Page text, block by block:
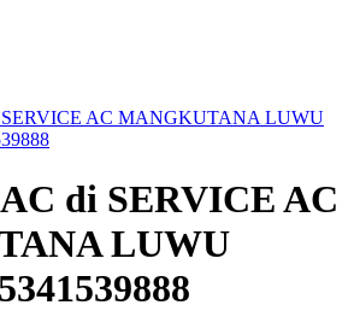
SERVICE AC MANGKUTANA LUWU
di SERVICE AC
LUWU